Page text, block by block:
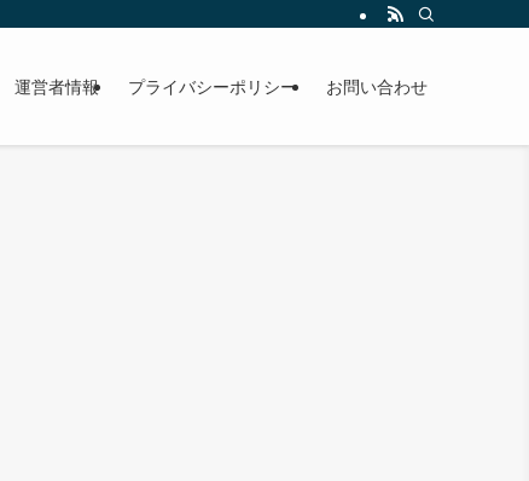
運営者情報 プライバシーポリシー お問い合わせ